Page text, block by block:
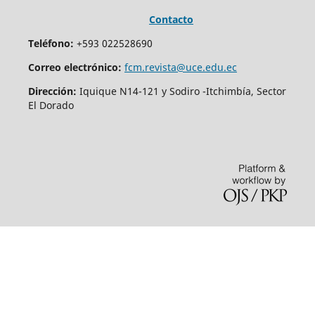
Contacto
Teléfono: +593 022528690
Correo electrónico: fcm.revista@uce.edu.ec
Dirección: Iquique N14-121 y Sodiro -Itchimbía, Sector
El Dorado